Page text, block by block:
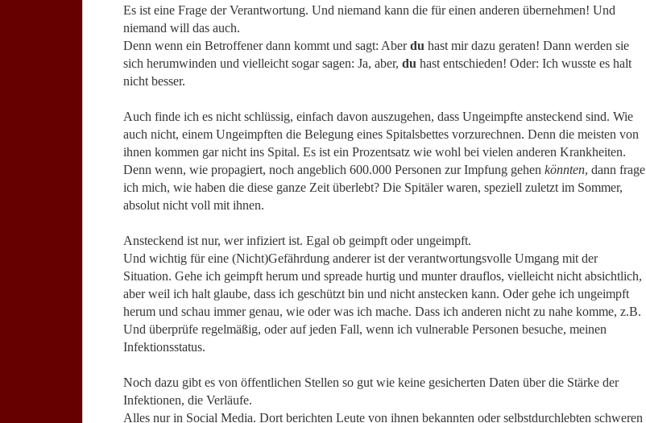
Es ist eine Frage der Verantwortung. Und niemand kann die für einen anderen übernehmen! Und
niemand will das auch.
Denn wenn ein Betroffener dann kommt und sagt: Aberdu hast mir dazu geraten! Dann werden sie
sich herumwinden und vielleicht sogar sagen: Ja, aber, du hast entschieden! Oder: Ich wusste es halt
nicht besser.
Auch finde ich es nicht schlüssig, einfach davon auszugehen, dass Ungeimpfte ansteckend sind. Wie
auch nicht, einem Ungeimpften die Belegung eines Spitalsbettes vorzurechnen. Denn die meisten von
ihnen kommen gar nicht ins Spital. Es ist ein Prozentsatz wie wohl bei vielen anderen Krankheiten.
Denn wenn, wie propagiert, noch angeblich 600.000 Personen zur Impfung gehen könnten, dann frage
ich mich, wie haben die diese ganze Zeit überlebt? Die Spitäler waren, speziell zuletzt im Sommer,
absolut nicht voll mit ihnen.
Ansteckend ist nur, wer infiziert ist. Egal ob geimpft oder ungeimpft.
Und wichtig für eine (Nicht)Gefährdung anderer ist der verantwortungsvolle Umgang mit der
Situation. Gehe ich geimpft herum und spreade hurtig und munter drauflos, vielleicht nicht absichtlich,
aber weil ich halt glaube, dass ich geschützt bin und nicht anstecken kann. Oder gehe ich ungeimpft
herum und schau immer genau, wie oder was ich mache. Dass ich anderen nicht zu nahe komme, z.B.
Und überprüfe regelmäßig, oder auf jeden Fall, wenn ich vulnerable Personen besuche, meinen
Infektionsstatus.
Noch dazu gibt es von öffentlichen Stellen so gut wie keine gesicherten Daten über die Stärke der
Infektionen, die Verläufe.
Alles nur in Social Media. Dort berichten Leute von ihnen bekannten oder selbstdurchlebten schweren